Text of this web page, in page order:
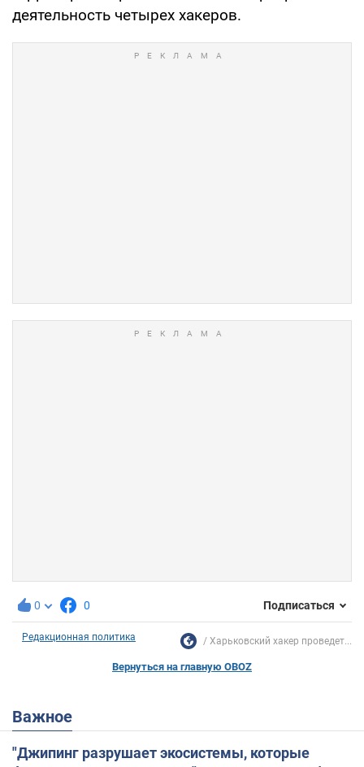
деятельность четырех хакеров.
0 0 Подписаться
Редакционная политика Харьковский хакер проведет...
Вернуться на главную OBOZ
Важное
"Джипинг разрушает экосистемы, которые